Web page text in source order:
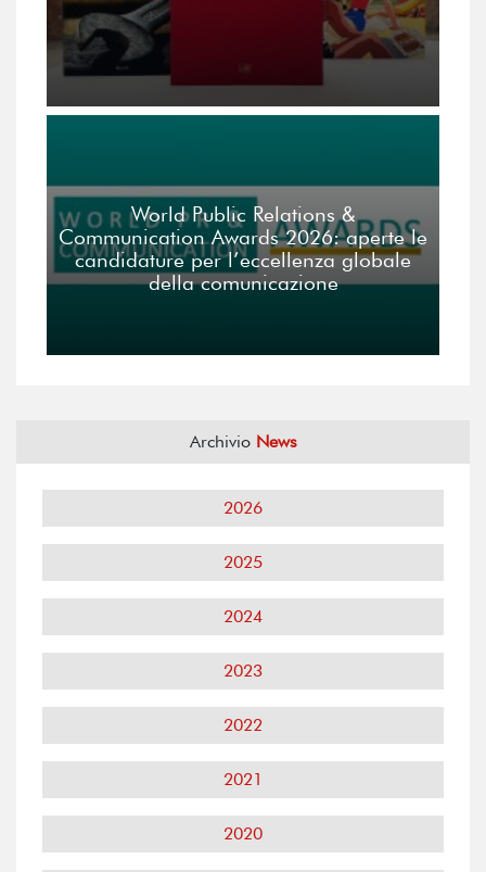
World Public Relations &
Communication Awards 2026: aperte le
candidature per l’eccellenza globale
della comunicazione
Archivio News
2026
2025
2024
2023
2022
2021
2020